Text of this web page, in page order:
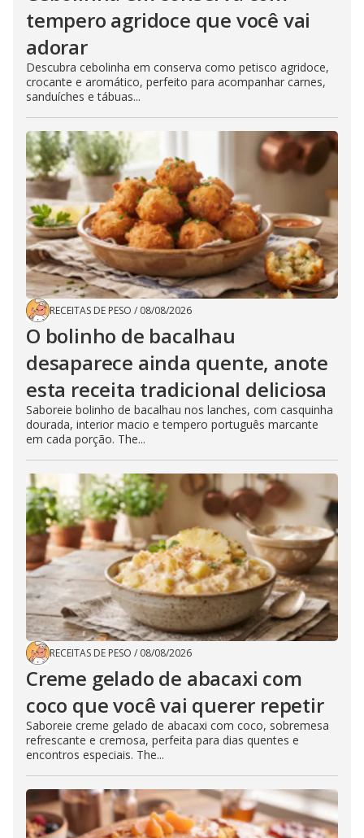
tempero agridoce que você vai
adorar
Descubra cebolinha em conserva como petisco agridoce,
crocante e aromático, perfeito para acompanhar carnes,
sanduíches e tábuas...
RECEITAS DE PESO / 08/08/2026
O bolinho de bacalhau
desaparece ainda quente, anote
esta receita tradicional deliciosa
Saboreie bolinho de bacalhau nos lanches, com casquinha
dourada, interior macio e tempero português marcante
em cada porção. The...
RECEITAS DE PESO / 08/08/2026
Creme gelado de abacaxi com
coco que você vai querer repetir
Saboreie creme gelado de abacaxi com coco, sobremesa
refrescante e cremosa, perfeita para dias quentes e
encontros especiais. The...